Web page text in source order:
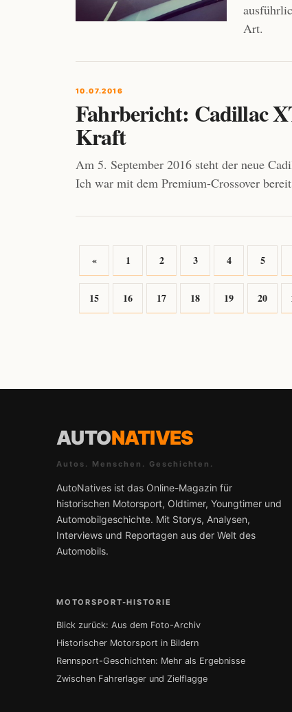
Art.
10.07.2016
Fahrbericht: Cadillac
Kraft
Am 5. September 2016 steht der neue
Ich war mit dem Premium-Crossover
« 1 2 3 4 5
15 16 17 18 19 20
AUTONATIVES
Autos. Menschen. Geschichten.
AutoNatives ist das Online-Magazin für
historischen Motorsport, Oldtimer, Youngtimer und
Automobilgeschichte. Mit Storys, Analysen,
Interviews und Reportagen aus der Welt des
Automobils.
MOTORSPORT-HISTORIE
Blick zurück: Aus dem Foto-Archiv
Historischer Motorsport in Bildern
Rennsport-Geschichten: Mehr als Ergebnisse
Zwischen Fahrerlager und Zielflagge